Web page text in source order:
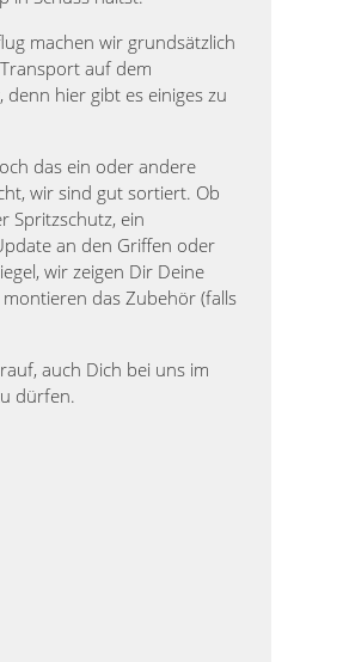
machen wir grundsätzlich
auf dem
denn hier gibt es einiges zu
das ein oder andere
wir sind gut sortiert. Ob
Spritzschutz, ein
an den Griffen oder
wir zeigen Dir Deine
das Zubehör (falls
auch Dich bei uns im
dürfen.